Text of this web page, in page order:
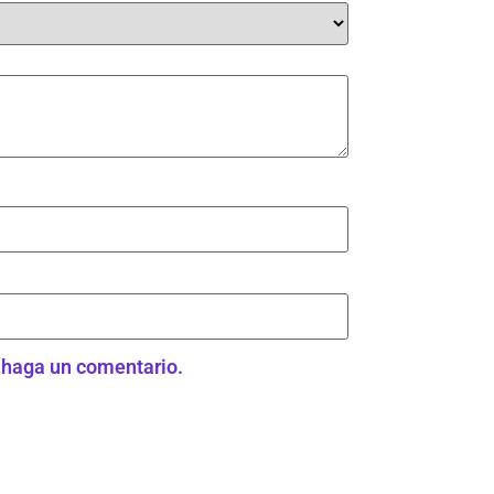
un comentario.